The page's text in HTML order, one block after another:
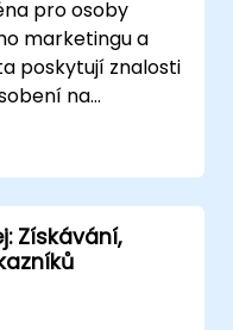
pro osoby
marketingu a
poskytují znalosti
na
marketingu –
sociálních médií
placenou reklamu
a optimalizaci
si také
a dobré
Získávání,